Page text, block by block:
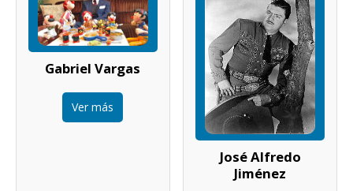
Gabriel Vargas
Ver más
José Alfredo
Jiménez